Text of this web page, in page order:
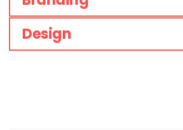
Design